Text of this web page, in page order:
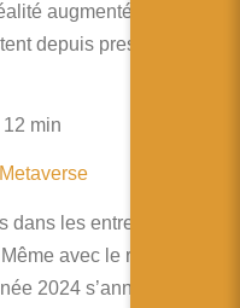
augmentée dans le
depuis presque 10
min
les entreprises de
avec le renouveau
2024 s’annonce